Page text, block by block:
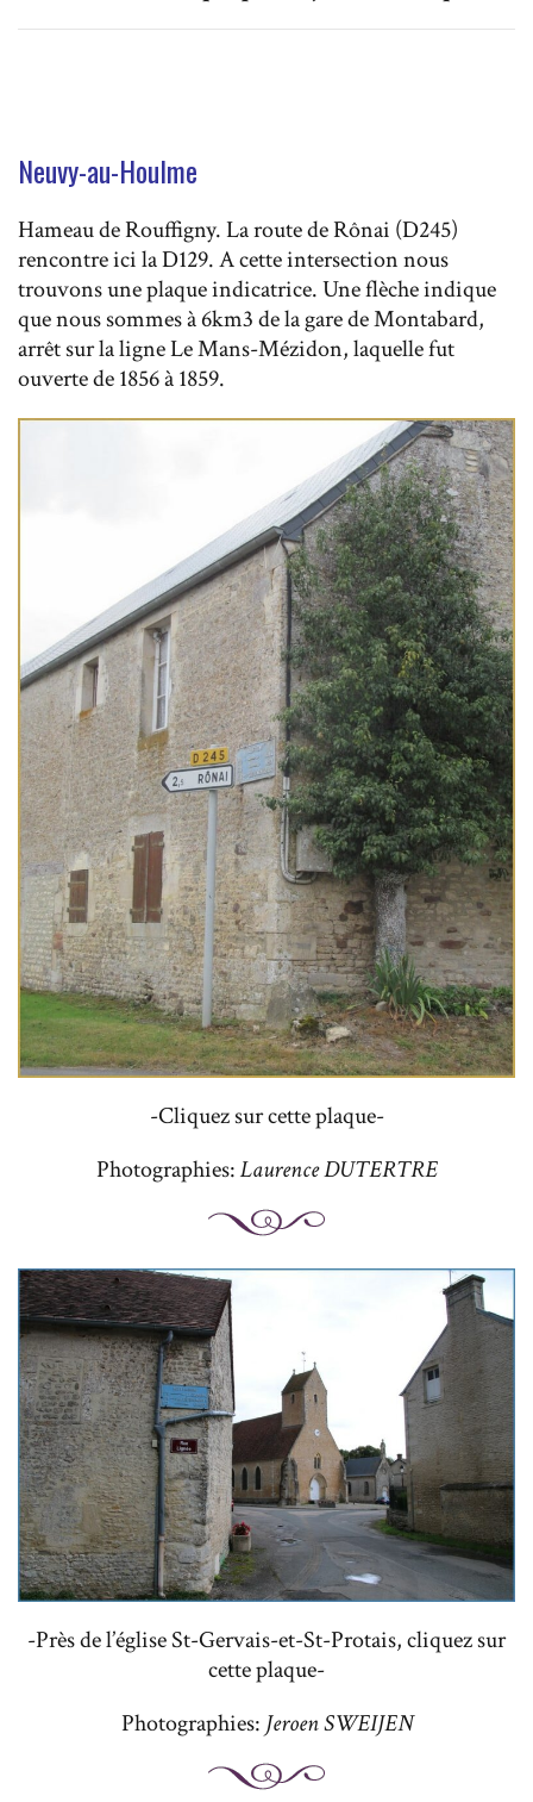
Neuvy-au-Houlme
Hameau de Rouffigny. La route de Rônai (D245)
rencontre ici la D129. A cette intersection nous
trouvons une plaque indicatrice. Une flèche indique
que nous sommes à 6km3 de la gare de Montabard,
arrêt sur la ligne Le Mans-Mézidon, laquelle fut
ouverte de 1856 à 1859.
-Cliquez sur cette plaque-
Photographies:Laurence DUTERTRE
-Près de l’église St-Gervais-et-St-Protais, cliquez sur
cette plaque-
Photographies: Jeroen SWEIJEN